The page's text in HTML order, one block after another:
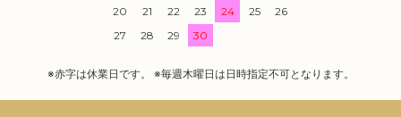
20
21 22 23 24 25
26
27
28 29 30
※赤字は休業日です。 ※毎週木曜日は日時指定不可となります。